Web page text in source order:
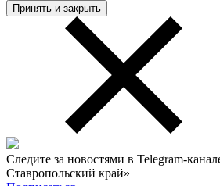
Принять и закрыть
Следите за новостями в Telegram-
Ставропольский край»